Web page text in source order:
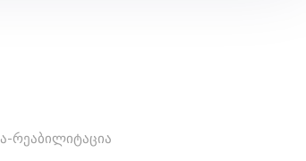
რეაბილიტაცია